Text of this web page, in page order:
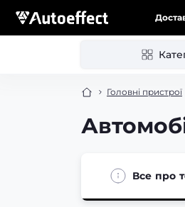
Головні пристрої
Все про